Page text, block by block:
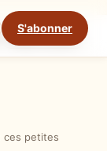
S'abonner
Étapes
Mode cuisine
ces petites